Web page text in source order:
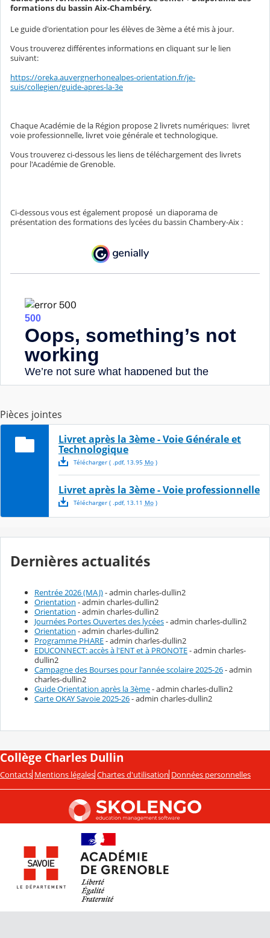
formations du bassin Aix-Chambéry.
Le guide d'orientation pour les élèves de 3ème a été mis à jour.
Vous trouverez différentes informations en cliquant sur le lien
suivant:
https://oreka.auvergnerhonealpes-orientation.fr/je-
suis/collegien/guide-apres-la-3e
Chaque Académie de la Région propose 2 livrets numériques: livret
voie professionnelle, livret voie générale et technologique.
Vous trouverez ci-dessous les liens de téléchargement des livrets
pour l'Académie de Grenoble.
Ci-dessous vous est également proposé un diaporama de
présentation des formations des lycées du bassin Chambery-Aix :
Pièces jointes
Livret après la 3ème - Voie Générale et
Technologique
Télécharger( .pdf, 13.95 Mo)
Livret après la 3ème - Voie professionnelle
Télécharger( .pdf, 13.11 Mo)
Dernières actualités
Rentrée 2026 (MAJ)- admin charles-dullin2
Orientation - admin charles-dullin2
Orientation - admin charles-dullin2
Journées Portes Ouvertes des lycées- admin charles-dullin2
Orientation - admin charles-dullin2
Programme PHARE- admin charles-dullin2
EDUCONNECT: accès à l'ENT et à PRONOTE- admin charles-
dullin2
Campagne des Bourses pour l'année scolaire 2025-26- admin
charles-dullin2
Guide Orientation après la 3ème- admin charles-dullin2
Carte OKAY Savoie 2025-26- admin charles-dullin2
Collège Charles Dullin
Contacts Mentions légales Chartes d'utilisation Données personnelles